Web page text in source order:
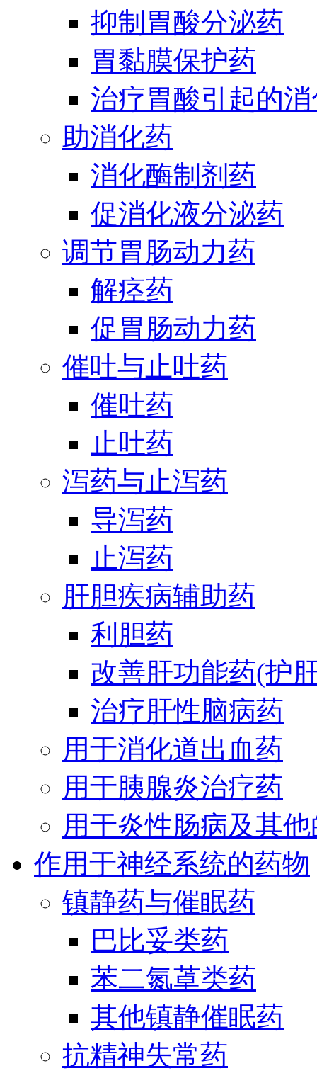
抑制胃酸分泌药
胃黏膜保护药
治疗胃酸引起的
助消化药
消化酶制剂药
促消化液分泌药
调节胃肠动力药
解痉药
促胃肠动力药
催吐与止吐药
催吐药
止吐药
泻药与止泻药
导泻药
止泻药
肝胆疾病辅助药
利胆药
改善肝功能药(护
治疗肝性脑病药
用于消化道出血药
用于胰腺炎治疗药
用于炎性肠病及其
作用于神经系统的药物
镇静药与催眠药
巴比妥类药
苯二氮䓬类药
其他镇静催眠药
抗精神失常药